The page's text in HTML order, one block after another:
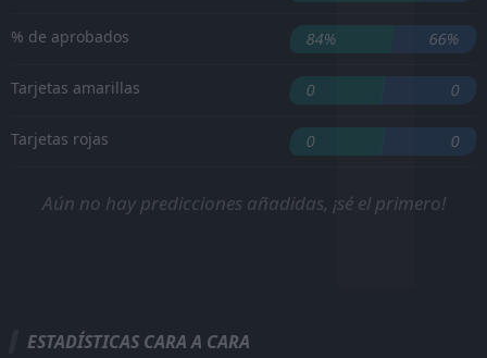
% de aprobados 84% 66%
Tarjetas amarillas 0 0
Tarjetas rojas 0 0
Aún no hay predicciones añadidas, ¡sé el primero!
ESTADÍSTICAS CARA A CARA